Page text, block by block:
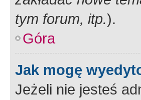
tym forum, itp.).
Góra
Jak mogę
Jeżeli nie jesteś